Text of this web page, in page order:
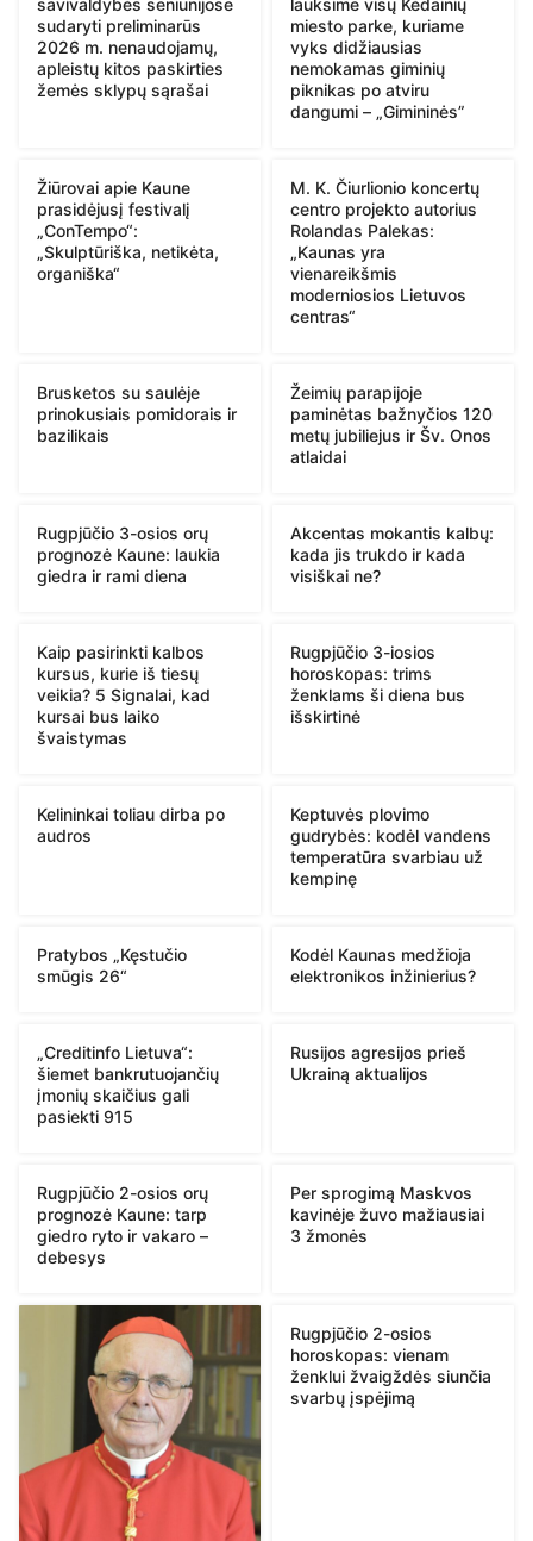
savivaldybės seniūnijose
sudaryti preliminarūs
2026 m. nenaudojamų,
apleistų kitos paskirties
žemės sklypų sąrašai
lauksime visų Kėdainių
miesto parke, kuriame
vyks didžiausias
nemokamas giminių
piknikas po atviru
dangumi – „Gimininės”
Žiūrovai apie Kaune
prasidėjusį festivalį
„ConTempo“:
„Skulptūriška, netikėta,
organiška“
M. K. Čiurlionio koncertų
centro projekto autorius
Rolandas Palekas:
„Kaunas yra
vienareikšmis
moderniosios Lietuvos
centras“
Brusketos su saulėje
prinokusiais pomidorais ir
bazilikais
Žeimių parapijoje
paminėtas bažnyčios 120
metų jubiliejus ir Šv. Onos
atlaidai
Rugpjūčio 3-osios orų
prognozė Kaune: laukia
giedra ir rami diena
Akcentas mokantis kalbų:
kada jis trukdo ir kada
visiškai ne?
Kaip pasirinkti kalbos
kursus, kurie iš tiesų
veikia? 5 Signalai, kad
kursai bus laiko
švaistymas
Rugpjūčio 3-iosios
horoskopas: trims
ženklams ši diena bus
išskirtinė
Kelininkai toliau dirba po
audros
Keptuvės plovimo
gudrybės: kodėl vandens
temperatūra svarbiau už
kempinę
Pratybos „Kęstučio
smūgis 26“
Kodėl Kaunas medžioja
elektronikos inžinierius?
„Creditinfo Lietuva“:
šiemet bankrutuojančių
įmonių skaičius gali
pasiekti 915
Rusijos agresijos prieš
Ukrainą aktualijos
Rugpjūčio 2-osios orų
prognozė Kaune: tarp
giedro ryto ir vakaro –
debesys
Per sprogimą Maskvos
kavinėje žuvo mažiausiai
3 žmonės
Rugpjūčio 2-osios
horoskopas: vienam
ženklui žvaigždės siunčia
svarbų įspėjimą